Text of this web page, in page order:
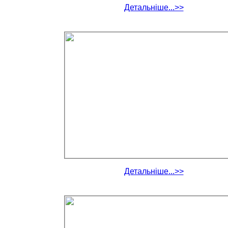
Детальніше...>>
Детальніше...>>